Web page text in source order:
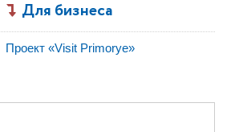
Для бизнеса
Проект «Visit Primorye»